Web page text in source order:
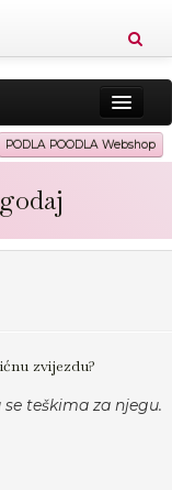
Vitkost
PODLA POODLA Webshop
zvijezdu?
teškima za njegu.